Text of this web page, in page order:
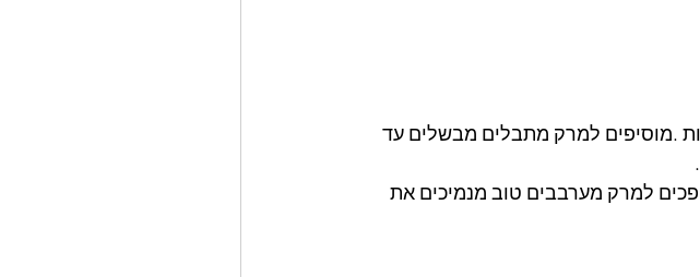
כפות שמן למספר דקות .מוסיפים למרק מתבלים מבשלים עד
למרק מערבבים טוב מנמיכים את